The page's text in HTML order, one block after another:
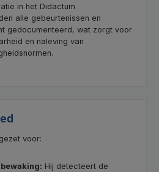
in het Didactum
alle gebeurtenissen en
gedocumenteerd, wat zorgt voor
en naleving van
voor:
Hij detecteert de